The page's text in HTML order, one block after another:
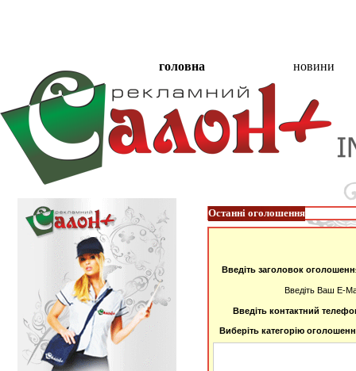
головна новини
Останні оголошення
Введіть заголовок
Введіть Ваш E-
Введіть контактний
Виберіть категорію